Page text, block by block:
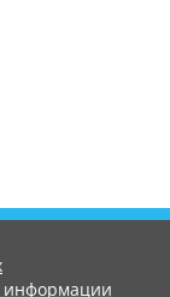
информации